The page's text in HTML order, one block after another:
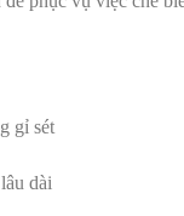
gỉ sét
dài